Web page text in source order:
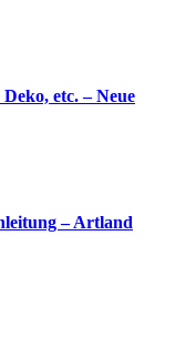
etc. – Neue
– Artland